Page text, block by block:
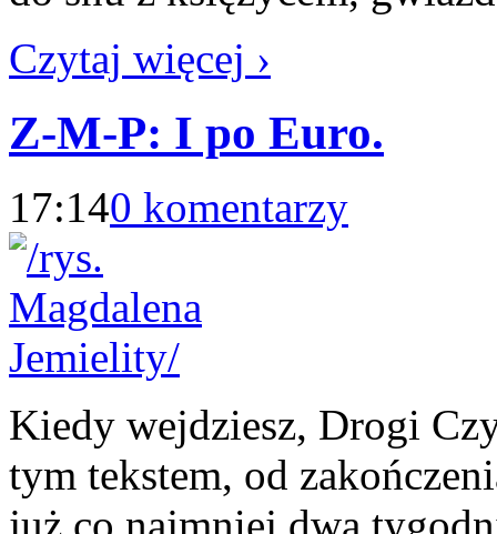
Czytaj więcej ›
Z-M-P: I po Euro.
17:140 komentarzy
Kiedy wejdziesz, Drogi
tym tekstem, od